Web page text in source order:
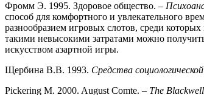
Фромм Э. 1995. Здоровое общество. –
способ для комфортного и увлекательного
разнообразием игровых слотов, среди
такими невысокими затратами можно
искусством азартной игры.
Щербина В.В. 1993. Средства
Pickering M. 2000. August Comte. – The